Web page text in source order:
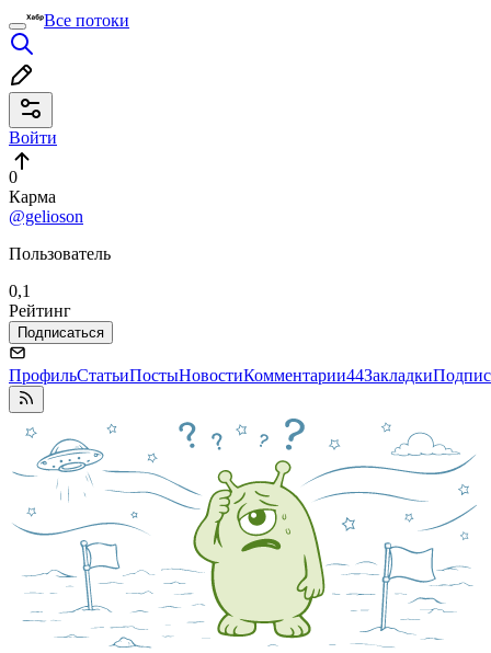
Все потоки
Войти
0
Карма
@gelioson
Пользователь
0,1
Рейтинг
Подписаться
ПрофильСтатьиПостыНовостиКомментарии44Закладки